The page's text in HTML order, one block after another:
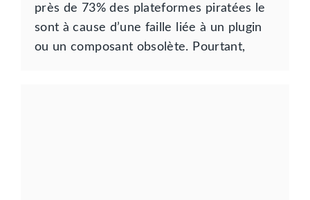
près de 73% des plateformes piratées le
sont à cause d’une faille liée à un plugin
ou un composant obsolète. Pourtant,